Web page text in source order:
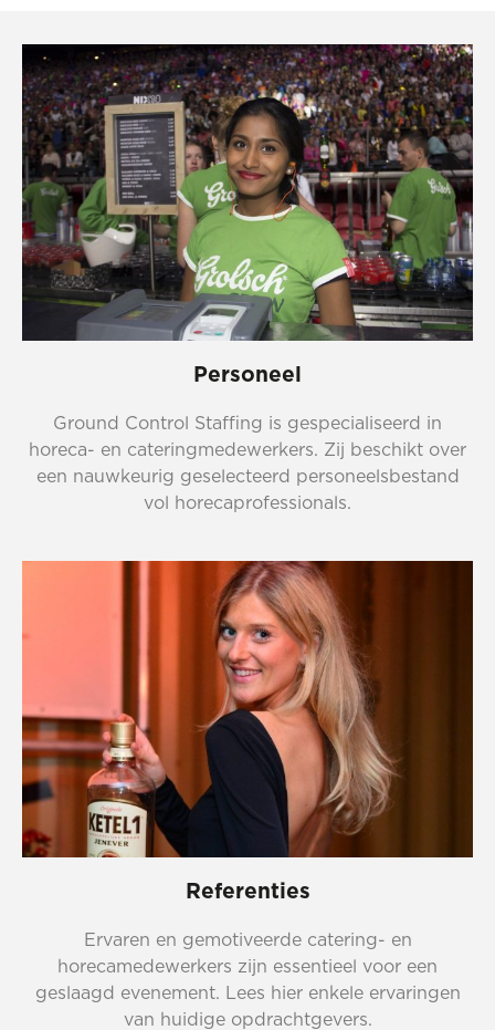
Personeel
Ground Control Staffing is gespecialiseerd in
horeca- en cateringmedewerkers. Zij beschikt over
een nauwkeurig geselecteerd personeelsbestand
vol horecaprofessionals.
Referenties
Ervaren en gemotiveerde catering- en
horecamedewerkers zijn essentieel voor een
geslaagd evenement. Lees hier enkele ervaringen
van huidige opdrachtgevers.